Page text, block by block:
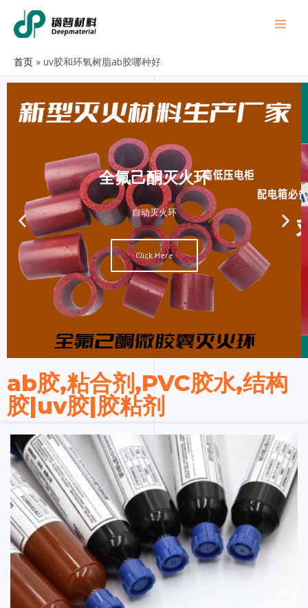
首页 uv胶和环氧树脂ab胶哪种好
全氟己酮灭火环
自动灭火环
Click Here
ab胶,粘合剂,PVC胶水,结构
胶|uv胶|胶粘剂